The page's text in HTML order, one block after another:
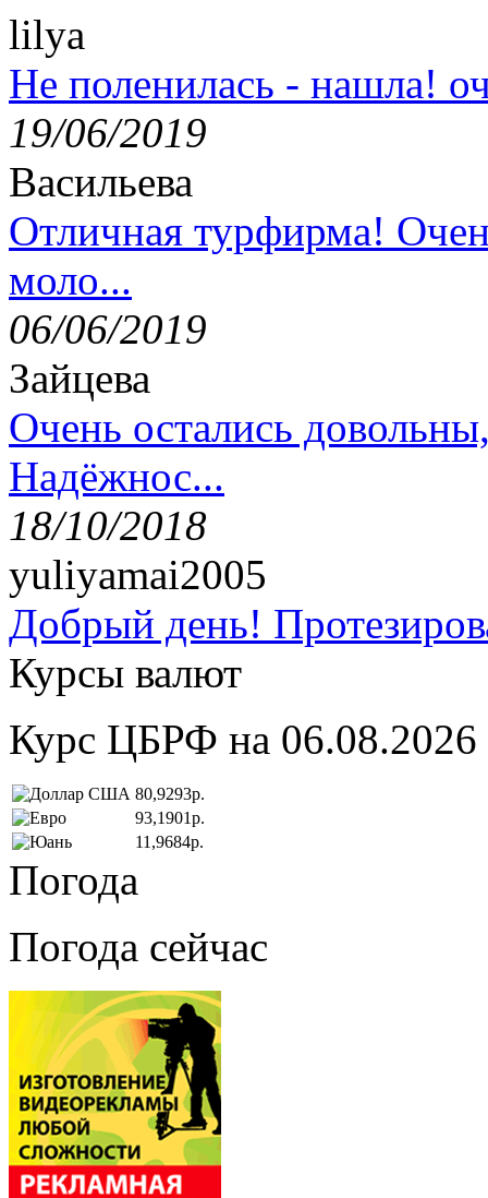
lilya
Не поленилась - нашла!
19/06/2019
Васильева
Отличная турфирма!
моло...
06/06/2019
Зайцева
Очень остались
Надёжнос...
18/10/2018
yuliyamai2005
Добрый день!
Курсы валют
Курс ЦБРФ на 06.08.2026
80,9293р.
93,1901р.
11,9684р.
Погода
Погода сейчас